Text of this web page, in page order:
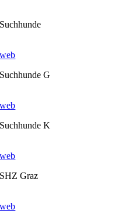
Suchhunde
web
Suchhunde G
web
Suchhunde K
web
SHZ Graz
web